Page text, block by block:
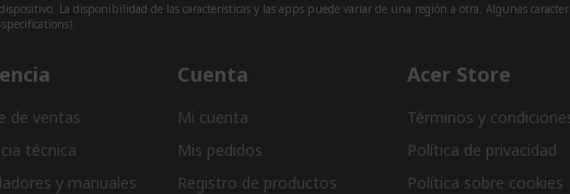
La disponibilidad de las características y las apps puede variar de una región a otra. Algunas
de ventas
técnica
y manuales
Cuenta
Mi cuenta
Mis pedidos
Registro de productos
Acer Store
Términos y
Política de privacidad
Política sobre cookies